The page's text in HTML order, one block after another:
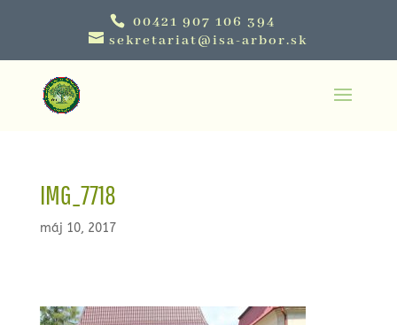
00421 907 106 394
sekretariat@isa-arbor.sk
IMG_7718
máj 10, 2017